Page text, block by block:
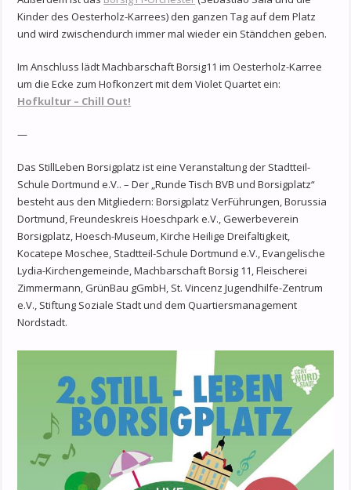
Kinder des Oesterholz-Karrees) den ganzen Tag auf dem Platz
und wird zwischendurch immer mal wieder ein Ständchen geben.
Im Anschluss lädt Machbarschaft Borsig11 im Oesterholz-Karree
um die Ecke zum Hofkonzert mit dem Violet Quartet ein:
Hofkultur – Chill Out!
—
Das StillLeben Borsigplatz ist eine Veranstaltung der Stadtteil-
Schule Dortmund e.V.. – Der „Runde Tisch BVB und Borsigplatz“
besteht aus den Mitgliedern: Borsigplatz VerFührungen, Borussia
Dortmund, Freundeskreis Hoeschpark e.V., Gewerbeverein
Borsigplatz, Hoesch-Museum, Kirche Heilige Dreifaltigkeit,
Kocatepe Moschee, Stadtteil-Schule Dortmund e.V., Evangelische
Lydia-Kirchengemeinde, Machbarschaft Borsig 11, Fleischerei
Zimmermann, GrünBau gGmbH, St. Vincenz Jugendhilfe-Zentrum
e.V., Stiftung Soziale Stadt und dem Quartiersmanagement
Nordstadt.